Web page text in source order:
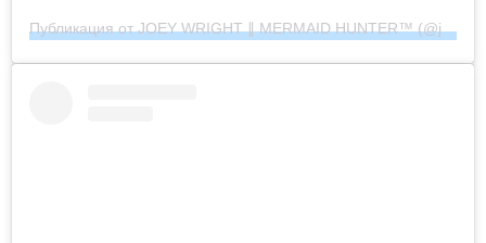
Публикация от JOEY WRIGHT ∥ MERMAID HUNTER™︎ (@joeywrightphoto)